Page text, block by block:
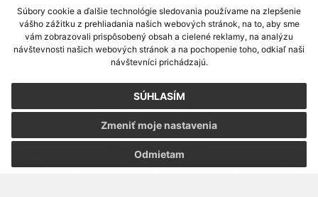
Súbory cookie a ďalšie technológie sledovania používame na zlepšenie
vášho zážitku z prehliadania našich webových stránok, na to, aby sme
vám zobrazovali prispôsobený obsah a cielené reklamy, na analýzu
návštevnosti našich webových stránok a na pochopenie toho, odkiaľ naši
návštevníci prichádzajú.
SÚHLASÍM
Odmietam
Zmeniť moje nastavenia
využite možnosť získavania aktuálnych informácií s využitím RSS
CMS systém (redakčný) systém ECHELON 2,Mapa stránok,web portál
webex.digital, s.r.o.,domény,registrácia domény
Posledná aktualizácia:06.08.2026
Vytlačiť stránku|Vyhlásenie o prístupnosti